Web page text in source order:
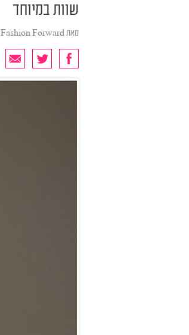
שוות במיוחד
מאתFashion Forward בשיתוף קניוני עזריאלי